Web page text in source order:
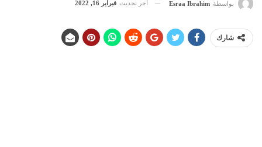
بواسطة Esraa Ibrahim آخر تحديث فبراير 16, 2022
شارك